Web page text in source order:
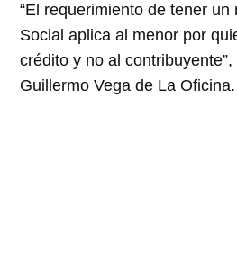
“El requerimiento de tener
Social aplica al menor por
crédito y no al
Guillermo Vega de La Oficina.